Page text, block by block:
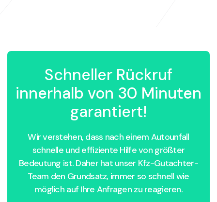
Schneller Rückruf
innerhalb von 30 Minuten
garantiert!
Wir verstehen, dass nach einem Autounfall
schnelle und effiziente Hilfe von größter
Bedeutung ist. Daher hat unser Kfz-Gutachter-
Team den Grundsatz, immer so schnell wie
möglich auf Ihre Anfragen zu reagieren.